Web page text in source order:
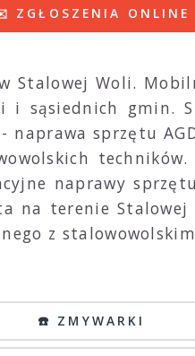
ZGŁOSZENIA ONLINE
Stalowej Woli.
i sąsiednich gmin.
naprawa sprzętu
techników.
naprawy
na terenie
z
☎️ ZMYWARKI